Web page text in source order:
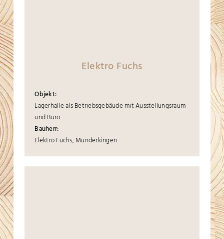
Elektro Fuchs
Objekt:
Lagerhalle als Betriebsgebäude mit Ausstellungsraum
und Büro
Bauherr:
Elektro Fuchs, Munderkingen